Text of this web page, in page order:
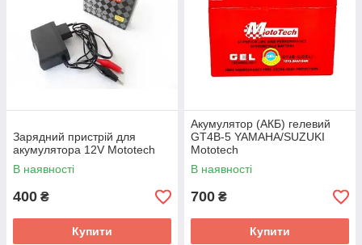
Зарядний пристрій для
акумулятора 12V Mototech
В наявності
400 ₴
Купити
Акумулятор (АКБ) гелевий
GT4B-5 YAMAHA/SUZUKI
Mototech
В наявності
700 ₴
Купити